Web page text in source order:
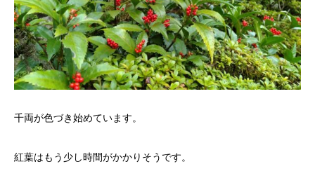
千両が色づき始めています。
紅葉はもう少し時間がかかりそうです。